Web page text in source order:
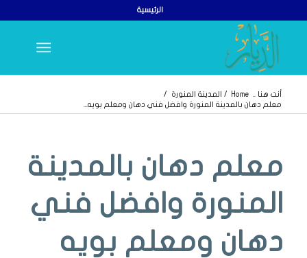
الرئيسية
أنت هنا .. Home
/ المدينة المنورة
/
معلم دهان بالمدينة المنورة وافضل فني دهان ومعلم بويه...
معلم دهان بالمدينة
المنورة وافضل فني
دهان ومعلم بويه